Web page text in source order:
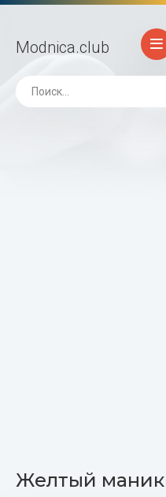
Modnica.club
Жeлтый